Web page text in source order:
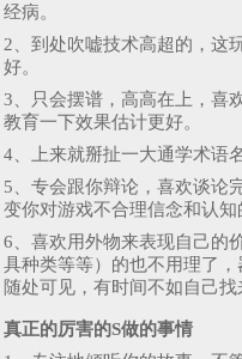
经病。
2、到处吹嘘技术高超的，这
好。
3、只会摆谱，高高在上，喜
教育一下效果估计更好。
4、上来就掰扯一大通学术语
5、专会跟你辩论，喜欢谈论
变你对游戏不合理信念和认知
6、喜欢用外物来表现自己的
具种类等等）的也不用理了
随处可见，有时间不如自己找
真正的厉害的S做的事情